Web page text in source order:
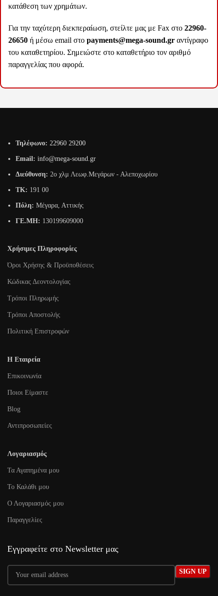
κατάθεση των χρημάτων.
Για την ταχύτερη διεκπεραίωση, στείλτε μας με Fax στο 22960-
26650 ή μέσω email στο payments@mega-sound.gr αντίγραφο
του καταθετηρίου. Σημειώστε στο καταθετήριο τον αριθμό
παραγγελίας που αφορά.
Τηλέφωνο: 22960 29200
Email: info@mega-sound.gr
Διεύθυνση: 2o χλμ Λεωφ.Μεγάρων - Αλεποχωρίου
TK: 191 00
Πόλη: Μέγαρα, Αττικής
ΓΕ.ΜΗ: 130199609000
Χρήσιμες Πληροφορίες
Όροι Χρήσης & Προϋποθέσεις
Κώδικας Δεοντολογίας
Τρόποι Πληρωμής
Τρόποι Αποστολής
Πολιτική Επιστροφών
Η Εταιρεία
Επικοινωνία
Ποιοι Είμαστε
Blog
Αντιπροσωπείες
Λογαριασμός
Τα Αγαπημένα μου
To Καλάθι μου
Ο Λογαριασμός μου
Παραγγελίες
Εγγραφείτε στο Newsletter μας